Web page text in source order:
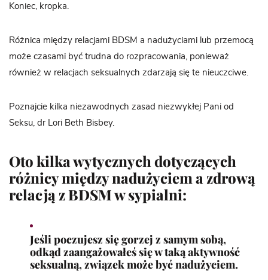
Koniec, kropka.
Różnica między relacjami BDSM a nadużyciami lub przemocą
może czasami być trudna do rozpracowania, ponieważ
również w relacjach seksualnych zdarzają się te nieuczciwe.
Poznajcie kilka niezawodnych zasad niezwykłej Pani od
Seksu, dr Lori Beth Bisbey.
Oto kilka wytycznych dotyczących
różnicy między nadużyciem a zdrową
relacją z BDSM w sypialni:
Jeśli poczujesz się gorzej z samym sobą,
odkąd zaangażowałeś się w taką aktywność
seksualną, związek może być nadużyciem.